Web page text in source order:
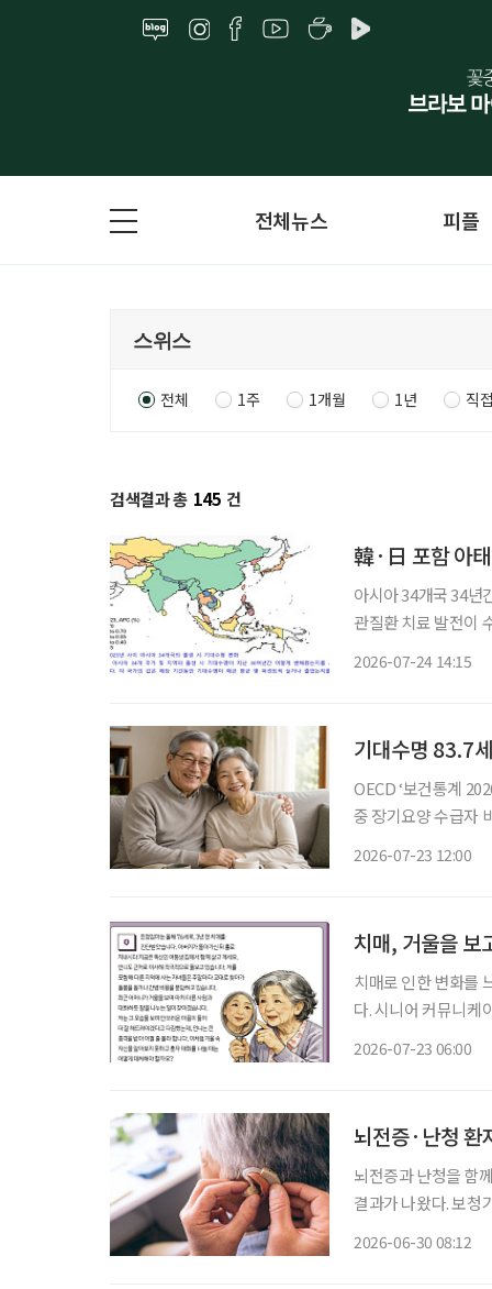
전체뉴스 피플
전체 1주 1개월 1년 직
검색결과 총 145 건
韓·日 포함 아
아시아 34개국 34년
관질환 치료 발전이
2026-07-24 14:15
기대수명 83.7
OECD ‘보건통계 2026’
중 장기요양 수급자 비율 OECD 평균 밑돌
2026-07-23 12:00
치매, 거울을 보
치매로 인한 변화를
다. 시니어 커뮤니케
2026-07-23 06:00
뇌전증·난청 환
뇌전증과 난청을 함
결과가 나왔다. 보청
2026-06-30 08:12